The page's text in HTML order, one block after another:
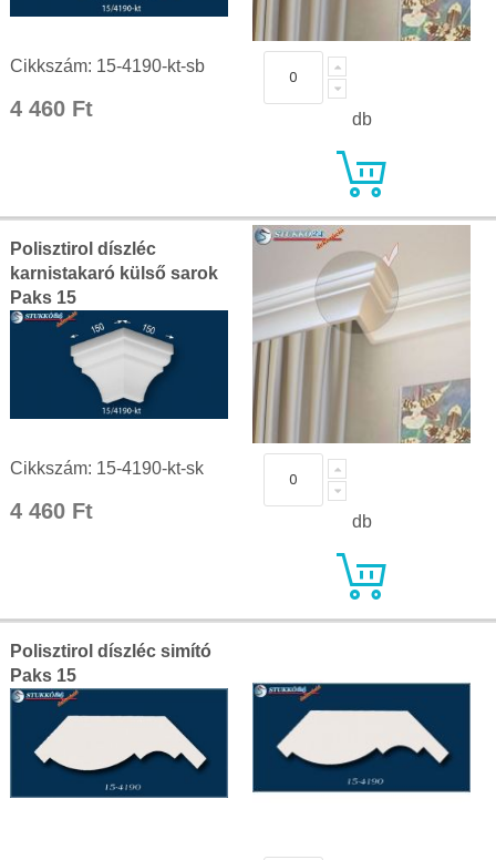
Cikkszám: 15-4190-kt-sb
4 460 Ft db
Polisztirol díszléc
karnistakaró külső sarok
Paks 15
Cikkszám: 15-4190-kt-sk
4 460 Ft db
Polisztirol díszléc simító
Paks 15